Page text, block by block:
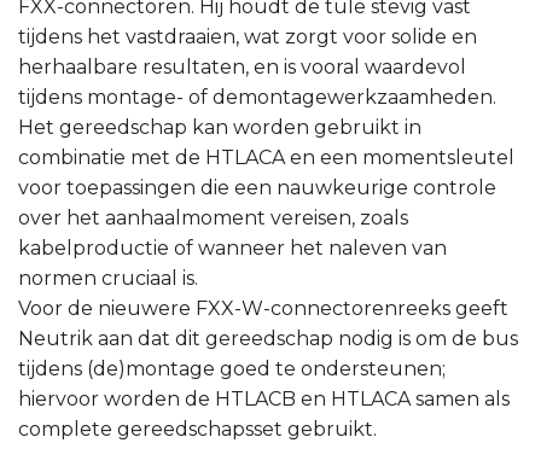
FXX-connectoren. Hij houdt de tule stevig vast
tijdens het vastdraaien, wat zorgt voor solide en
herhaalbare resultaten, en is vooral waardevol
tijdens montage- of demontagewerkzaamheden.
Het gereedschap kan worden gebruikt in
combinatie met de HTLACA en een momentsleutel
voor toepassingen die een nauwkeurige controle
over het aanhaalmoment vereisen, zoals
kabelproductie of wanneer het naleven van
normen cruciaal is.
Voor de nieuwere FXX-W-connectorenreeks geeft
Neutrik aan dat dit gereedschap nodig is om de bus
tijdens (de)montage goed te ondersteunen;
hiervoor worden de HTLACB en HTLACA samen als
complete gereedschapsset gebruikt.